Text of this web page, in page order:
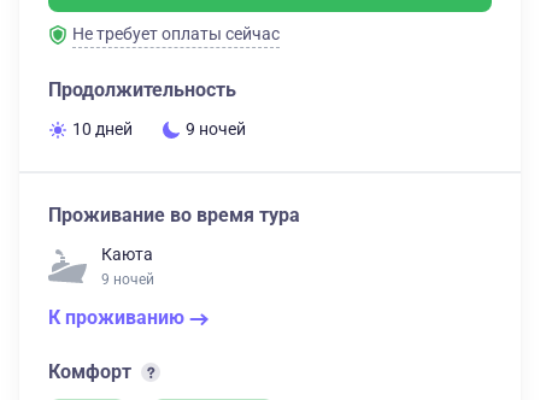
Не требует оплаты сейчас
Продолжительность
10 дней 9 ночей
Проживание во время тура
Каюта
9 ночей
К проживанию
Комфорт